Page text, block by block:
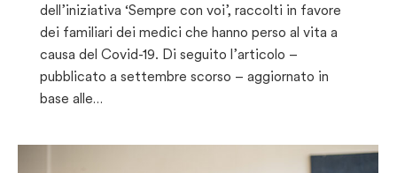
dell’iniziativa ‘Sempre con voi’, raccolti in favore
dei familiari dei medici che hanno perso al vita a
causa del Covid-19. Di seguito l’articolo –
pubblicato a settembre scorso – aggiornato in
base alle…